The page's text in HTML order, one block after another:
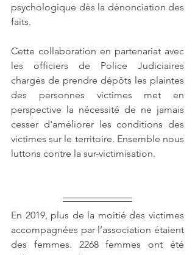
psychologique dès la dénonciation des
faits.
Cette collaboration en partenariat avec
les officiers de Police Judiciaires
chargés de prendre dépôts les plaintes
des personnes victimes met en
perspective la nécessité de ne jamais
cesser d'améliorer les conditions des
victimes sur le territoire. Ensemble nous
luttons contre la sur-victimisation.
En 2019, plus de la moitié des victimes
accompagnées par l’association étaient
des femmes. 2268 femmes ont été